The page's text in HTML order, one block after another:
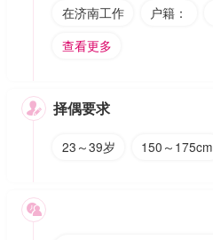
在济南工作
户籍：
查看更多
 择偶要求
23～39岁 150～175cm
